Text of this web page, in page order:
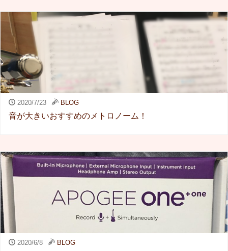
2020/7/23 BLOG
音が大きいおすすめのメトロノーム！
2020/6/8 BLOG